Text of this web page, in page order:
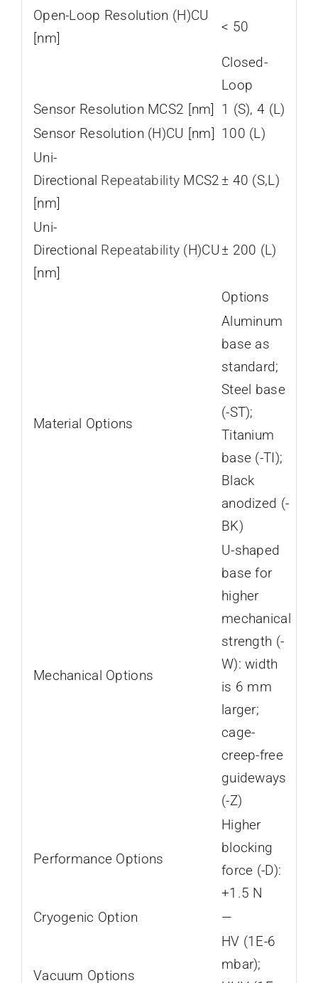
Open-Loop Resolution (H)CU
[nm]
< 50
Closed-
Loop
Sensor Resolution MCS2 [nm]
1 (S), 4 (L)
Sensor Resolution (H)CU [nm] 100 (L)
Uni-
Directional Repeatability MCS2
[nm]
± 40 (S,L)
Uni-
Directional Repeatability (H)CU
[nm]
± 200 (L)
Options
Material Options
Aluminum
base as
standard;
Steel base
(-ST);
Titanium
base (-TI);
Black
anodized (-
BK)
Mechanical Options
U-shaped
base for
higher
mechanical
strength (-
W): width
is 6 mm
larger;
cage-
creep-free
guideways
(-Z)
Performance Options
Higher
blocking
force (-D):
+1.5 N
Cryogenic Option
—
Vacuum Options
HV (1E-6
mbar);